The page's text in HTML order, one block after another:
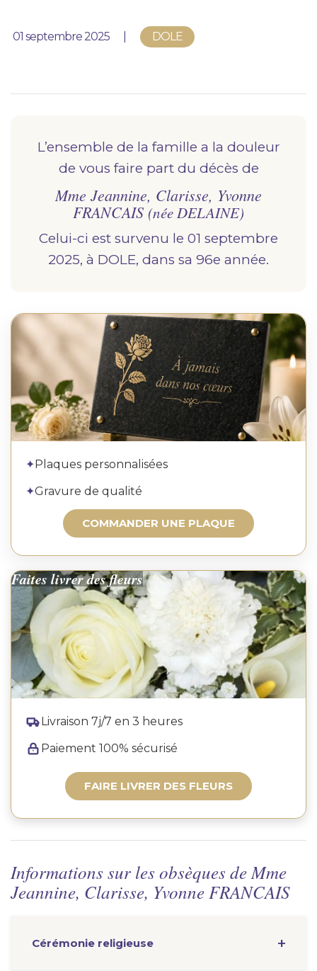
Demander un devis prévoyance
Demander un devis marbrerie
Publié le
01 septembre 2025 DOLE
L’ensemble de la famille a la douleur
de vous faire part du décès de
Mme Jeannine, Clarisse, Yvonne
FRANCAIS (née DELAINE)
Celui-ci est survenu le 01 septembre
2025, à DOLE, dans sa 96e année.
✦Plaques personnalisées
✦Gravure de qualité
COMMANDER UNE PLAQUE
Faites livrer des fleurs
Livraison 7j/7 en 3 heures
Paiement 100% sécurisé
FAIRE LIVRER DES FLEURS
Informations sur les obsèques de Mme
Jeannine, Clarisse, Yvonne FRANCAIS
Cérémonie religieuse